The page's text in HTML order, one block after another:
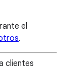
el
.
clientes